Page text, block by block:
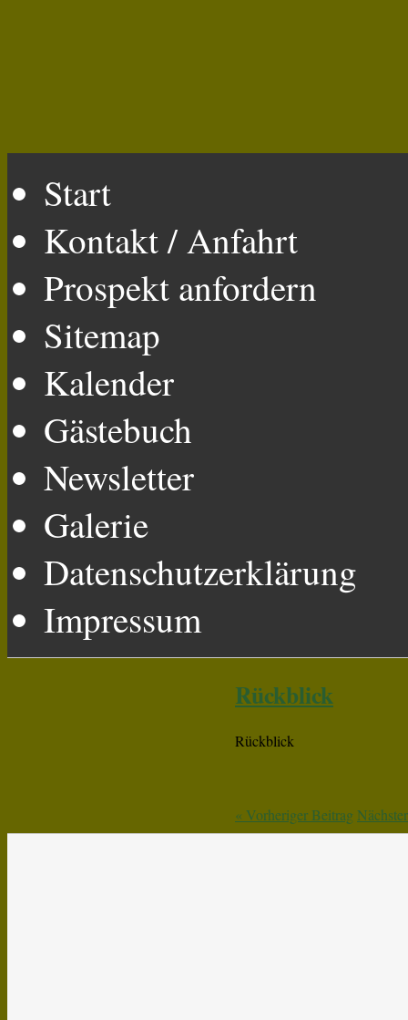
Start
Kontakt / Anfahrt
Prospekt anfordern
Sitemap
Kalender
Gästebuch
Newsletter
Galerie
Datenschutzerklärung
Impressum
Rückblick
Rückblick
« Vorheriger Beitrag